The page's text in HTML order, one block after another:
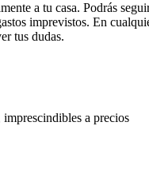
a tu casa. Podrás
imprevistos. En
tus dudas.
a precios